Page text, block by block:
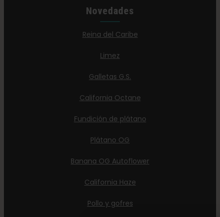
Novedades
Reina del Caribe
Limez
Galletas G.S.
California Octane
Fundición de plátano
Plátano OG
Banana OG Autoflower
California Haze
Pollo y gofres